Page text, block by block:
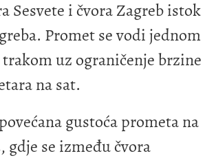
Sesvete i čvora Zagreb istok
Promet se vodi jednom
uz ograničenje brzine
na sat.
gustoća prometa na
gdje se između čvora